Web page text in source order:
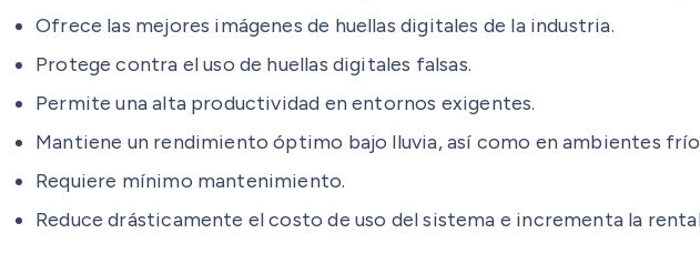
Ofrece las mejores imágenes de huellas digitales de la industria.
Protege contra el uso de huellas digitales falsas.
Permite una alta productividad en entornos exigentes.
Mantiene un rendimiento óptimo bajo lluvia, así como en ambientes
Requiere mínimo mantenimiento.
Reduce drásticamente el costo de uso del sistema e incrementa la